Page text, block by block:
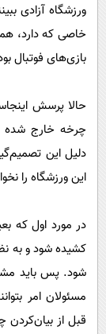
ورزشگاه آزادی
خاصی که دارد،
بازی‌های فوتبال
حالا پرسش
چرخه خارج شده
دلیل این
این ورزشگاه را
در مورد اول که
کشیده شود و به
شود. پس باید
مسئولان امر
قبل از بیان‌کردن